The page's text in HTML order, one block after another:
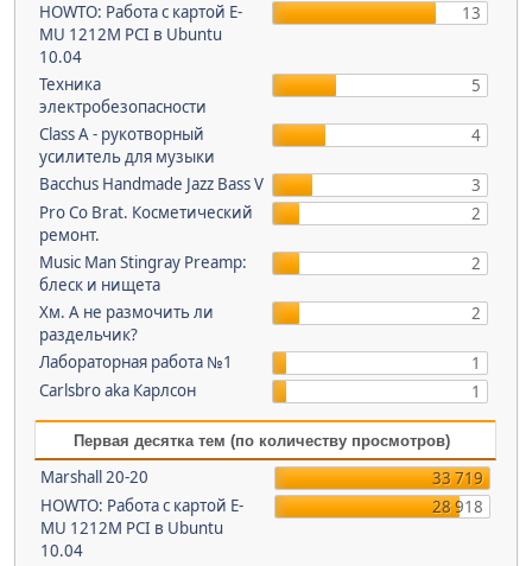
HOWTO: Работа с картой E-
MU 1212M PCI в Ubuntu
10.04
13
Техника
электробезопасности
5
Class A - рукотворный
усилитель для музыки
4
Bacchus Handmade Jazz Bass V
3
Pro Co Brat. Косметический
ремонт.
2
Music Man Stingray Preamp:
блеск и нищета
2
Хм. А не размочить ли
раздельчик?
2
Лабораторная работа №1
1
Carlsbro aka Карлсон
1
Первая десятка тем (по количеству просмотров)
Marshall 20-20
33 719
HOWTO: Работа с картой E-
MU 1212M PCI в Ubuntu
10.04
28 918